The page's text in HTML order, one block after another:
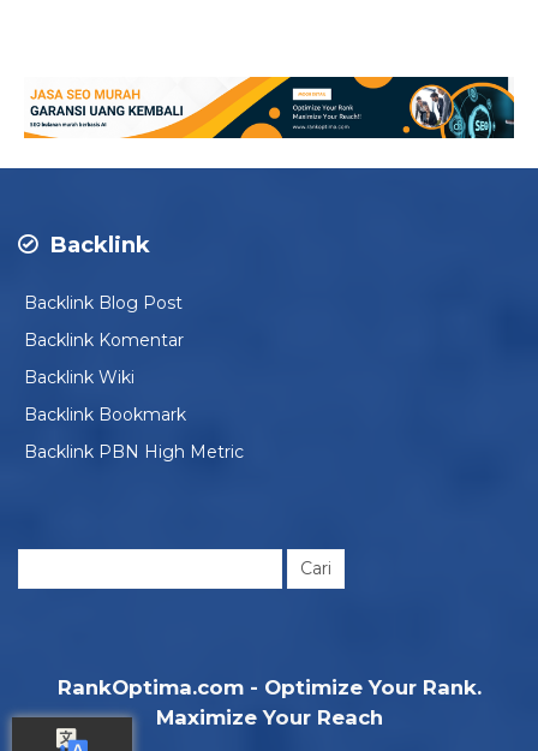
Backlink
Backlink Blog Post
Backlink Komentar
Backlink Wiki
Backlink Bookmark
Backlink PBN High Metric
Cari
RankOptima.com - Optimize Your Rank.
Maximize Your Reach